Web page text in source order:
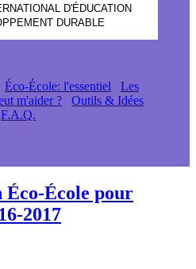
D'ÉDUCATION
DURABLE
Éco-École: l'essentiel
Les
m'aider ?
Outils & Idées
F.A.Q.
École pour
2017